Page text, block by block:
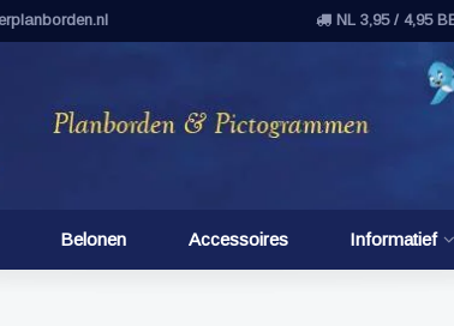
NL 3,95 / 4,95
Belonen Accessoires Informatief